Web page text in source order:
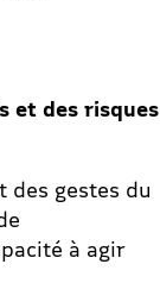
et des risques
gestes du
à agir